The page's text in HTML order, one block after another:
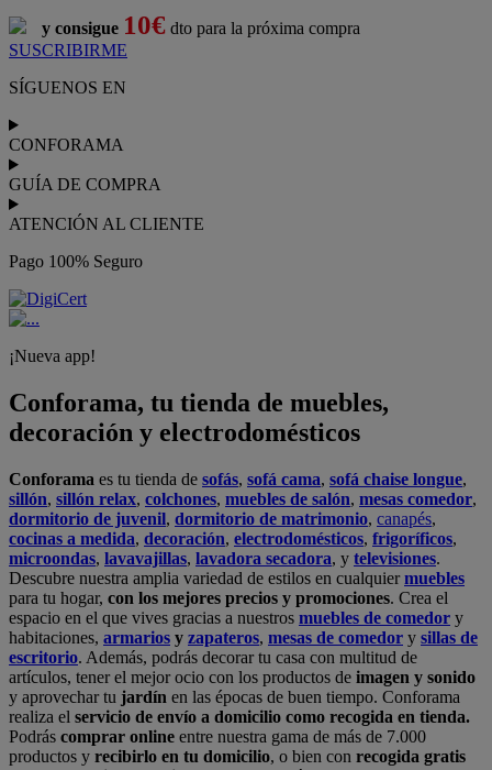
y consigue 10€ dto para la próxima compra
SUSCRIBIRME
SÍGUENOS EN
CONFORAMA
GUÍA DE COMPRA
ATENCIÓN AL CLIENTE
Pago 100% Seguro
¡Nueva app!
Conforama, tu tienda de muebles,
decoración y electrodomésticos
Conforama es tu tienda de sofás, sofá cama, sofá chaise longue,
sillón, sillón relax, colchones, muebles de salón, mesas comedor,
dormitorio de juvenil, dormitorio de matrimonio, canapés,
cocinas a medida, decoración, electrodomésticos, frigoríficos,
microondas, lavavajillas, lavadora secadora, y televisiones.
Descubre nuestra amplia variedad de estilos en cualquiermuebles
para tu hogar, con los mejores precios y promociones. Crea el
espacio en el que vives gracias a nuestros muebles de comedor y
habitaciones, armarios y zapateros, mesas de comedor y sillas de
escritorio. Además, podrás decorar tu casa con multitud de
artículos, tener el mejor ocio con los productos de imagen y sonido
y aprovechar tu jardín en las épocas de buen tiempo. Conforama
realiza el servicio de envío a domicilio como recogida en tienda.
Podrás comprar online entre nuestra gama de más de 7.000
productos y recibirlo en tu domicilio, o bien con recogida gratis